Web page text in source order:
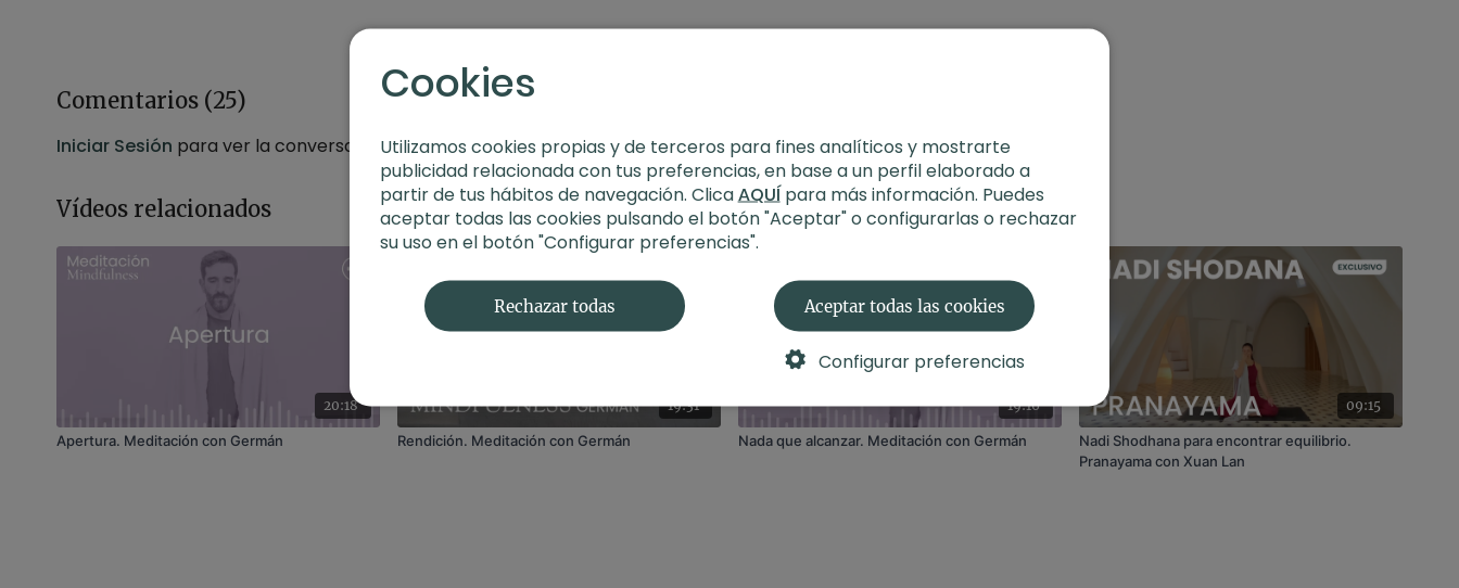
: practicar sentado o acostado en un espacio
Comentarios (25)
Iniciar Sesión para ver la conversación
Vídeos relacionados
20:18
Apertura. Meditación con Germán
19:31
Rendición. Meditación con Germán
19:16
Nada que alcanzar. Meditación con Germán
09:15
Nadi Shodhana para encontrar equilibrio.
Pranayama con Xuan Lan
Cookies
Utilizamos cookies propias y de terceros para fines analíticos y mostrarte
publicidad relacionada con tus preferencias, en base a un perfil elaborado a
partir de tus hábitos de navegación. ClicaAQUÍpara más información. Puedes
aceptar todas las cookies pulsando el botón "Aceptar" o configurarlas o rechazar
su uso en el botón "Configurar preferencias".
Rechazar todas Aceptar todas las cookies
Configurar preferencias